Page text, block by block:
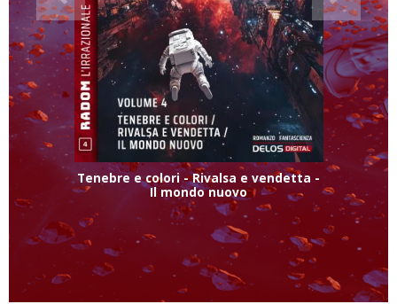
Tenebre e colori - Rivalsa e vendetta -
Il mondo nuovo